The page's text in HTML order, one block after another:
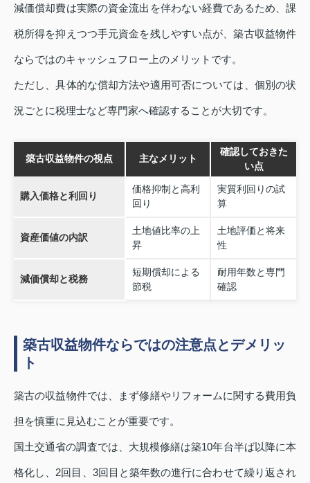
減価償却費は実際の資金流出を伴わない経費であるため、課
税所得を抑えつつ手元資金を残しやすい点が、築古収益物件
ならではのキャッシュフロー上のメリットです。
ただし、具体的な償却方法や適用可否については、個別の状
況ごとに税理士など専門家へ確認することが大切です。
築古収益物件の視点 主なメリット
確認しておきた
い点
購入価格と利回り
価格抑制と高利
回り
実質利回りの試
算
資産価値の内訳
土地値比率の上
昇
土地評価と将来
性
減価償却と税務
短期償却による
節税
耐用年数と専門
確認
築古収益物件ならではの注意点とデメリッ
ト
築古の収益物件では、まず修繕やリフォームに関する費用負
担を慎重に見込むことが重要です。
国土交通省の調査では、大規模修繕は築10年台半ば以降に本
格化し、2回目、3回目と築年数の進行に合わせて繰り返され